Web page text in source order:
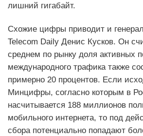
лишний гигабайт.
Схожие цифры приводит и
Telecom Daily Денис Кусков. Он
среднем по рынку доля активных
международного трафика также
примерно 20 процентов. Если
Минцифры, согласно которым в
насчитывается 188 миллионов
мобильного интернета, то под
сбора потенциально попадают